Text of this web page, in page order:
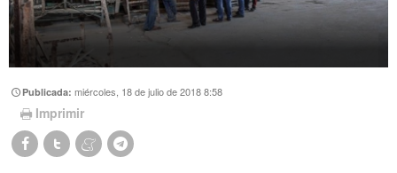
Publicada:miércoles, 18 de julio de 2018 8:58
Imprimir